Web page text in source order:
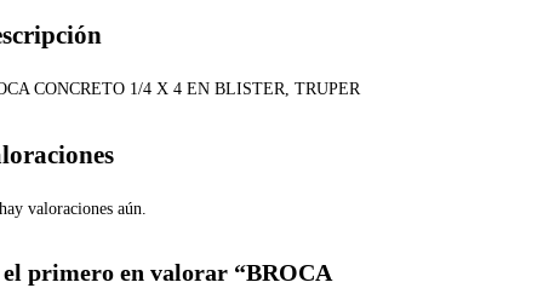
CONCRETO 1/4 X 4 EN BLISTER, TRUPER
valoraciones aún.
el primero en valorar “BROCA